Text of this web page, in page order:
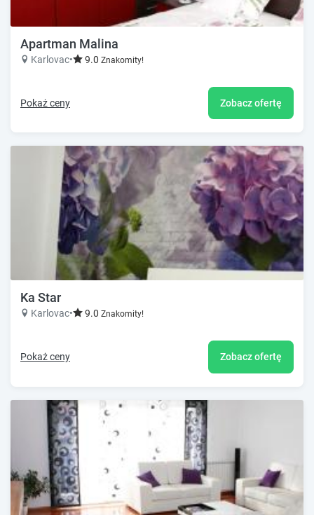
Apartman Malina
Karlovac• 9.0 Znakomity!
Pokaż ceny Zobacz ofertę
Ka Star
Karlovac• 9.0 Znakomity!
Pokaż ceny Zobacz ofertę